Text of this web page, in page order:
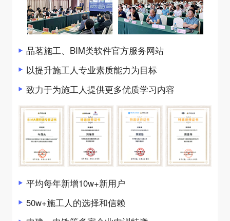
品茗施工、BIM类软件官方服务网站
以提升施工人专业素质能力为目标
致力于为施工人提供更多优质学习内容
平均每年新增10w+新用户
50w+施工人的选择和信赖